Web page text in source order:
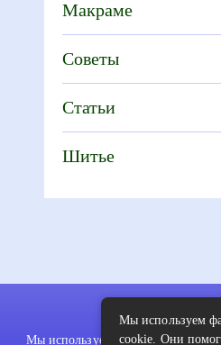
Макраме
Советы
Статьи
Шитье
Мы используем файлы cookie для
Мы используем
cookie. Они